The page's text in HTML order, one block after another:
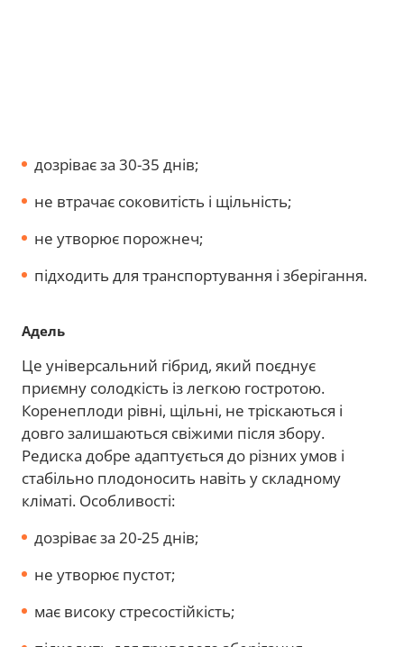
дозріває за 30-35 днів;
не втрачає соковитість і щільність;
не утворює порожнеч;
підходить для транспортування і зберігання.
Адель
Це універсальний гібрид, який поєднує
приємну солодкість із легкою гостротою.
Коренеплоди рівні, щільні, не тріскаються і
довго залишаються свіжими після збору.
Редиска добре адаптується до різних умов і
стабільно плодоносить навіть у складному
кліматі. Особливості:
дозріває за 20-25 днів;
не утворює пустот;
має високу стресостійкість;